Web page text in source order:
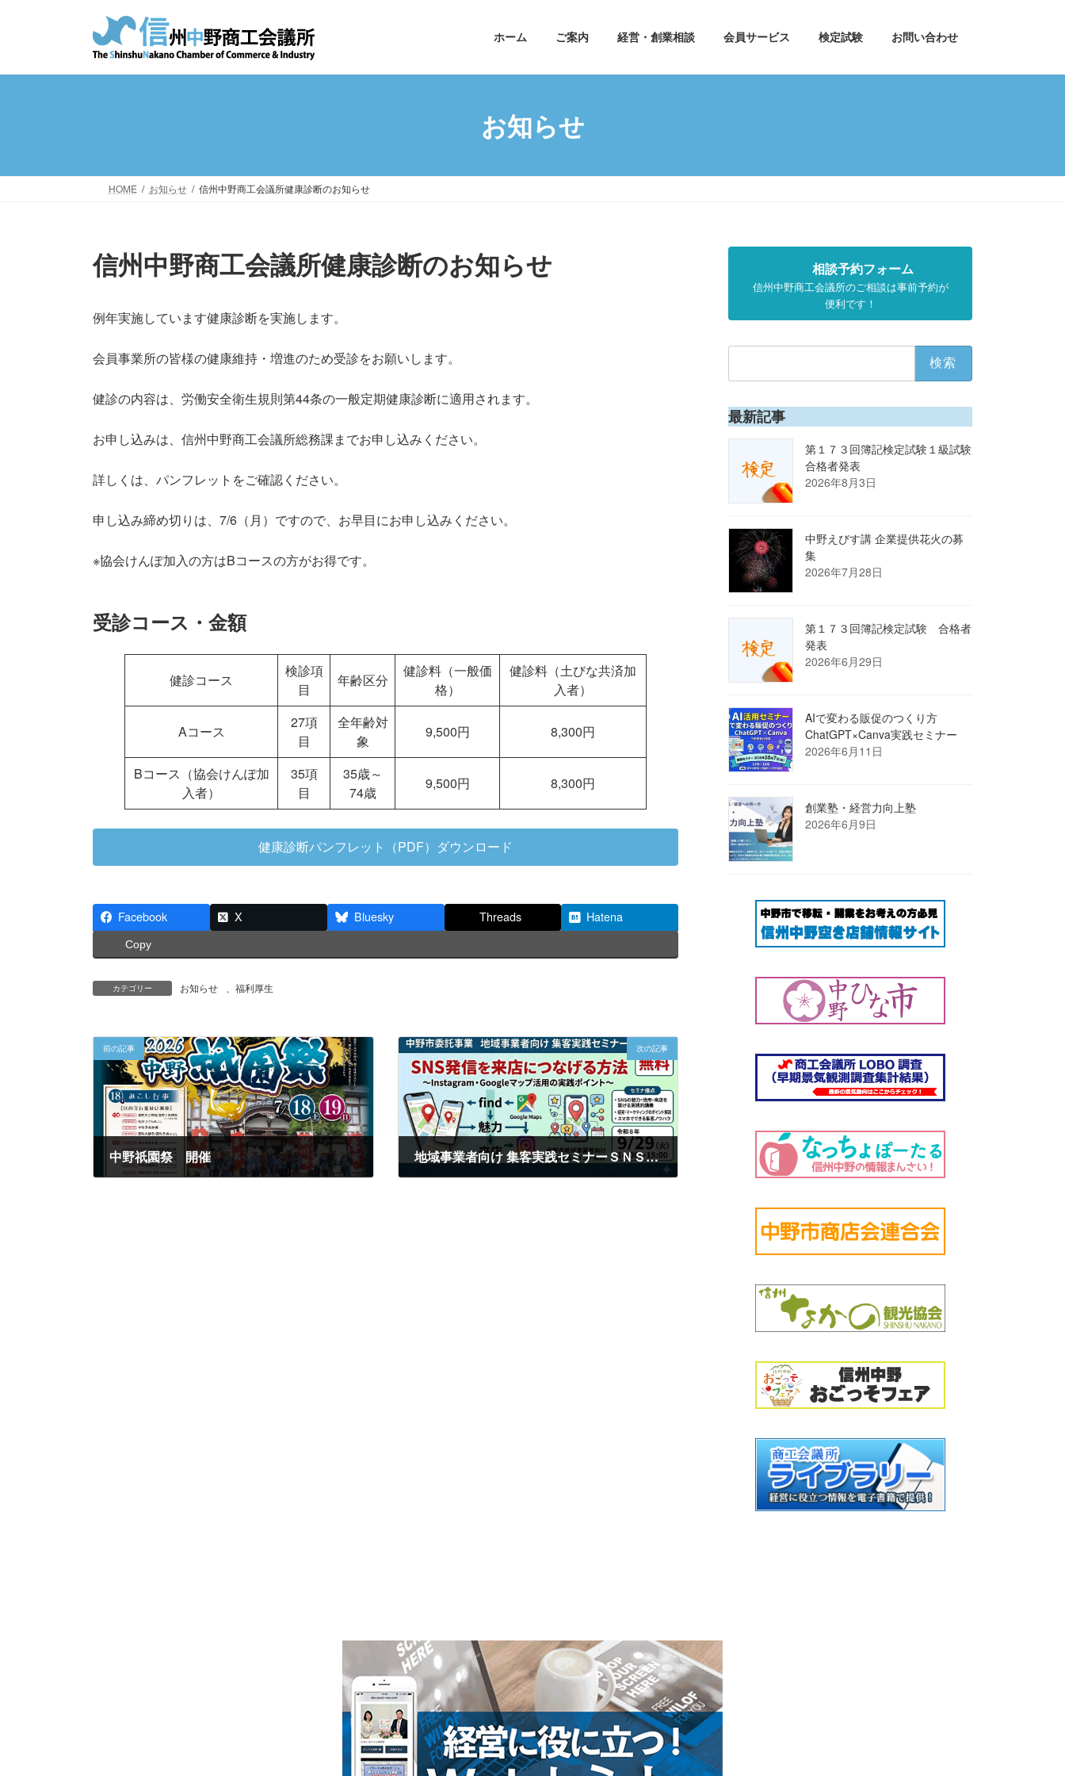
プ
動
ホーム ご案内 経営・創業相談 会員サービス 検定試験 お問い合わせ
お知らせ
HOME お知らせ 信州中野商工会議所健康診断のお知らせ
信州中野商工会議所健康診断のお知らせ
例年実施しています健康診断を実施します。
会員事業所の皆様の健康維持・増進のため受診をお願いします。
健診の内容は、労働安全衛生規則第44条の一般定期健康診断に適用されます。
お申し込みは、信州中野商工会議所総務課までお申し込みください。
詳しくは、パンフレットをご確認ください。
申し込み締め切りは、7/6（月）ですので、お早目にお申し込みください。
※協会けんぽ加入の方はBコースの方がお得です。
受診コース・金額
健診コース
検診項
目
年齢区分
健診料（一般価
格）
健診料（土びな共済加
入者）
Aコース
27項
目
全年齢対
象
9,500円 8,300円
Bコース（協会けんぽ加
入者）
35項
目
35歳～
74歳
9,500円 8,300円
健康診断パンフレット（PDF）ダウンロード
Facebook X Bluesky Threads Hatena
Copy
カテゴリー お知らせ 福利厚生
前の記事
中野祇園祭 開催
次の記事
地域事業者向け 集客実践セミナーＳＮＳ発信を来店につなげる方法～Instagram・Googleマップ活用の実践ポイント～
相談予約フォーム
信州中野商工会議所のご相談は事前予約が
便利です！
最新記事
第１７３回簿記検定試験１級試験
合格者発表
2026年8月3日
中野えびす講 企業提供花火の募
集
2026年7月28日
第１７３回簿記検定試験 合格者
発表
2026年6月29日
AIで変わる販促のつくり方
ChatGPT×Canva実践セミナー
2026年6月11日
創業塾・経営力向上塾
2026年6月9日